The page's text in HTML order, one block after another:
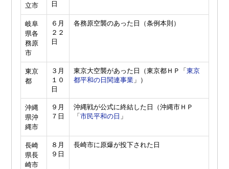
立市
日
岐阜
県各
務原
市
６月
２２
日
各務原空襲のあった日（条例本則）
東京
都
３月
１０
日
東京大空襲があった日（東京都ＨＰ「 東京
都平和の日関連事業」）
沖縄
県沖
縄市
９月
７日
沖縄戦が公式に終結した日（沖縄市ＨＰ
「 市民平和の日 」
長崎
県長
崎市
８月
９日
長崎市に原爆が投下された日